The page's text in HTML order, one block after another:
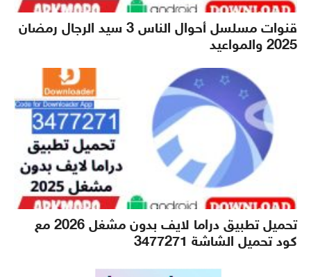
قنوات مسلسل أحوال الناس 3 سيد الرجال رمضان
2025 والمواعيد
تحميل تطبيق دراما لايف بدون مشغل 2026 مع
كود تحميل الشاشة 3477271